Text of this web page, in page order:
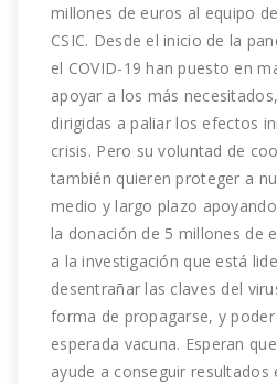
millones de euros al equipo
CSIC. Desde el inicio de la
el COVID-19 han puesto en
apoyar a los más
dirigidas a paliar los efectos
crisis. Pero su voluntad de
también quieren proteger a
medio y largo plazo
la donación de 5 millones de
a la investigación que está
desentrañar las claves del
forma de propagarse, y
esperada vacuna. Esperan
ayude a conseguir